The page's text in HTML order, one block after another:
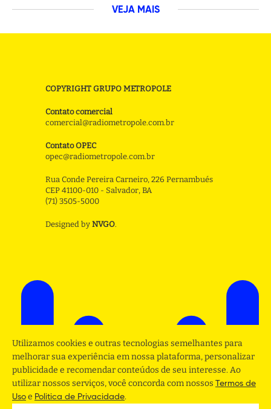
VEJA MAIS
COPYRIGHT GRUPO METROPOLE
Contato comercial
comercial@radiometropole.com.br
Contato OPEC
opec@radiometropole.com.br
Rua Conde Pereira Carneiro, 226 Pernambués
CEP 41100-010 - Salvador, BA
(71) 3505-5000
Designed by NVGO.
Utilizamos cookies e outras tecnologias semelhantes para
melhorar sua experiência em nossa plataforma, personalizar
publicidade e recomendar conteúdos de seu interesse. Ao
utilizar nossos serviços, você concorda com nossos Termos de
Uso e Politica de Privacidade.